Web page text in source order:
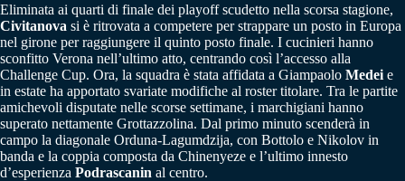
Eliminata ai quarti di finale dei playoff scudetto nella scorsa stagione,
Civitanova si è ritrovata a competere per strappare un posto in Europa
nel girone per raggiungere il quinto posto finale. I cucinieri hanno
sconfitto Verona nell’ultimo atto, centrando così l’accesso alla
Challenge Cup. Ora, la squadra è stata affidata a Giampaolo Medei e
in estate ha apportato svariate modifiche al roster titolare. Tra le partite
amichevoli disputate nelle scorse settimane, i marchigiani hanno
superato nettamente Grottazzolina. Dal primo minuto scenderà in
campo la diagonale Orduna-Lagumdzija, con Bottolo e Nikolov in
banda e la coppia composta da Chinenyeze e l’ultimo innesto
d’esperienza Podrascanin al centro.